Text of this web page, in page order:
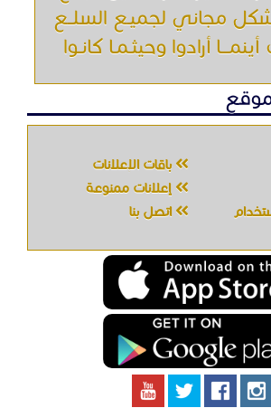
مجاني لجميـع السلــع
أرادوا وحيثـمـا كانـوا
باقات الإعلانات
إعلانات ممنوعة
اتصل بنا